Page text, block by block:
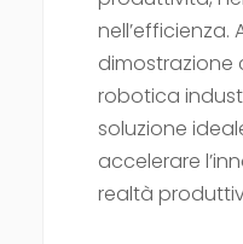
nell’efficienza.
dimostrazione
robotica
soluzione
accelerare
realtà